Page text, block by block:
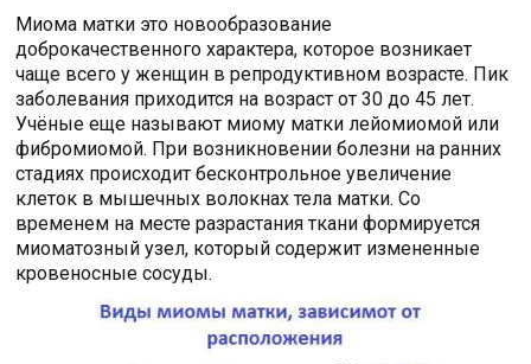
Миома матки это новообразование
доброкачественного характера, которое возникает
чаще всего у женщин в репродуктивном возрасте. Пик
заболевания приходится на возраст от 30 до 45 лет.
Учёные еще называют миому матки лейомиомой или
фибромиомой. При возникновении болезни на ранних
стадиях происходит бесконтрольное увеличение
клеток в мышечных волокнах тела матки. Со
временем на месте разрастания ткани формируется
миоматозный узел, который содержит измененные
кровеносные сосуды.